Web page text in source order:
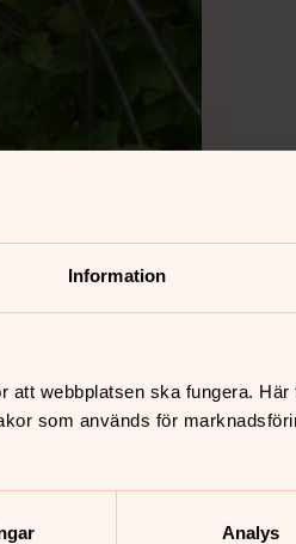
Information
att webbplatsen ska fungera.
som används för
Analys